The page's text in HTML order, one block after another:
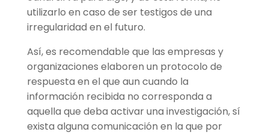
utilizarlo en caso de ser testigos de una
irregularidad en el futuro.
Así, es recomendable que las empresas y
organizaciones elaboren un protocolo de
respuesta en el que aun cuando la
información recibida no corresponda a
aquella que deba activar una investigación, sí
exista alguna comunicación en la que por